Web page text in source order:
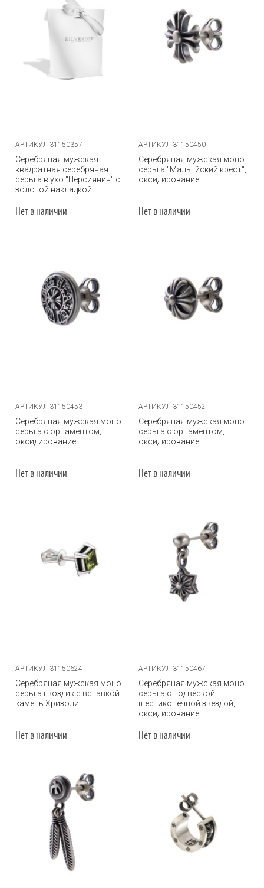
АРТИКУЛ 31150357
Серебряная мужская
квадратная серебряная
серьга в ухо "Персиянин" с
золотой накладкой
Нет в наличии
АРТИКУЛ 31150450
Серебряная мужская моно
серьга "Мальтйский крест",
оксидирование
Нет в наличии
АРТИКУЛ 31150453
Серебряная мужская моно
серьга с орнаментом,
оксидирование
Нет в наличии
АРТИКУЛ 31150452
Серебряная мужская моно
серьга с орнаментом,
оксидирование
Нет в наличии
АРТИКУЛ 31150624
Серебряная мужская моно
серьга гвоздик с вставкой
камень Хризолит
Нет в наличии
АРТИКУЛ 31150467
Серебряная мужская моно
серьга с подвеской
шестиконечной звездой,
оксидирование
Нет в наличии